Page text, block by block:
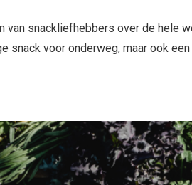
snackliefhebbers over de hele
snack voor onderweg, maar ook